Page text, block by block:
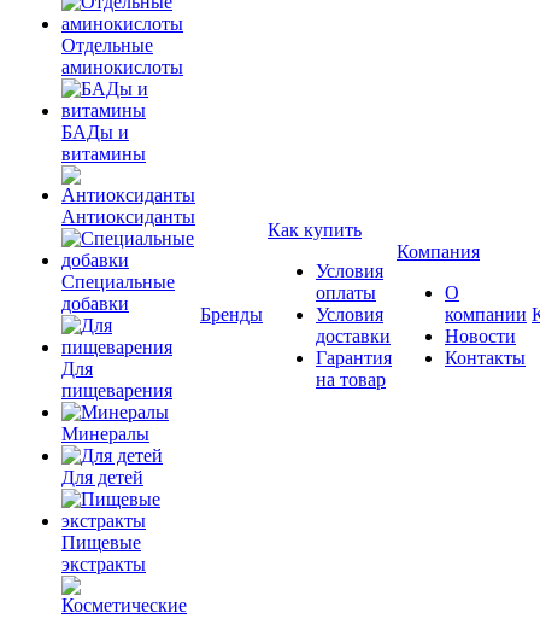
Отдельные
аминокислоты
БАДы и
витамины
Антиоксиданты
Специальные
добавки
Для
пищеварения
Минералы
Для детей
Пищевые
экстракты
Бренды
Как купить
Условия
оплаты
Условия
доставки
Гарантия
на товар
Компания
О
компании
Новости
Контакты